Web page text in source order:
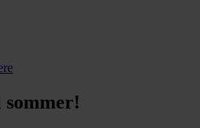
sommer!